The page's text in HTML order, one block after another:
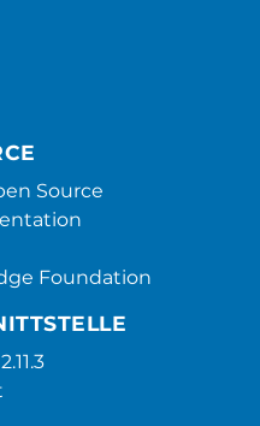
Source
Foundation